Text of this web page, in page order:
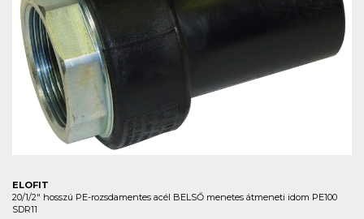
ELOFIT
20/1/2" hosszú PE-rozsdamentes acél BELSŐ menetes átmeneti idom PE100
SDR11